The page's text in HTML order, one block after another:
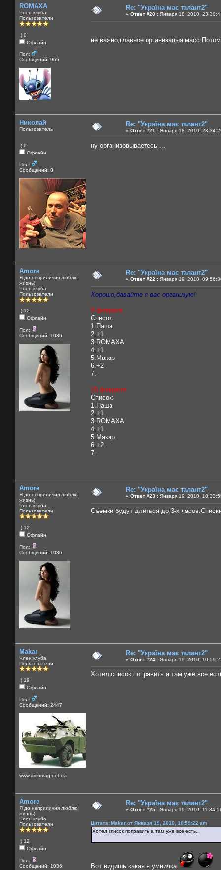
ROMAXA
Член клуба
Пользователи
:) 0
Офлайн
Пол:
Сообщений: 965
Re: "Україна має талант2"
« Ответ #20 : Января 18, 2010,
не важно,главное организацыя
Николай
Пользователь
:) 0
Офлайн
Пол:
Сообщений: 0
Re: "Україна має талант2"
« Ответ #21 : Января 18, 2010,
ну организовываетесь ...
Amore
Я до неприличия люблю
жизнь)
Член клуба
Пользователи
:) 12
Офлайн
Пол:
Сообщений: 1036
Re: "Україна має талант2"
« Ответ #22 : Января 19, 2010,
Хорошо,давайте я вас организую!
9 февраля
Список:
1.Паша
2.+1
3.ROMAXA
4.+1
5.Макар
6.+2
7.
10 февраля
Список:
1.Паша
2.+1
3.ROMAXA
4.+1
5.Макар
6.+2
7.
Amore
Я до неприличия люблю
жизнь)
Член клуба
Пользователи
:) 12
Офлайн
Пол:
Сообщений: 1036
Re: "Україна має талант2"
« Ответ #23 : Января 19, 2010,
Съемки будут длиться до 3-х
Makar
Член клуба
Пользователи
:) 19
Офлайн
Пол:
Сообщений: 2447
www.avtomag.net.ua
Re: "Україна має талант2"
« Ответ #24 : Января 19, 2010,
Хотел список поправить а там уже все
Amore
Я до неприличия люблю
жизнь)
Член клуба
Пользователи
:) 12
Офлайн
Пол:
Сообщений: 1036
Re: "Україна має талант2"
« Ответ #25 : Января 19, 2010,
Цитата: Makar от Января 19, 2010, 10:59:22 am
Хотел список поправить а там уже все есть..
Вот видишь какая я умничка